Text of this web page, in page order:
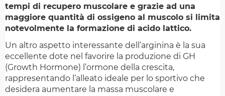
tempi di recupero muscolare e grazie ad una
maggiore quantità di ossigeno al muscolo si limita
notevolmente la formazione di acido lattico.
Un altro aspetto interessante dell’arginina è la sua
eccellente dote nel favorire la produzione di GH
(Growth Hormone) l’ormone della crescita,
rappresentando l’alleato ideale per lo sportivo che
desidera aumentare la massa muscolare e